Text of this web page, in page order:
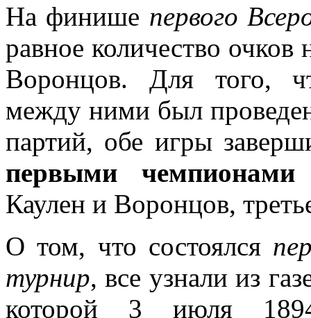
На финише первого
равное количество
Воронцов. Для того,
между ними был
партий, обе игры
первыми
Каулен и Воронцов,
О том, что состоялся
турнир, все узнали из
которой 3 июля